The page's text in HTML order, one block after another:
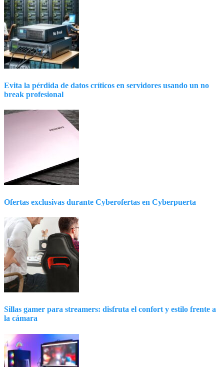
Evita la pérdida de datos críticos en servidores usando un no
break profesional
Ofertas exclusivas durante Cyberofertas en Cyberpuerta
Sillas gamer para streamers: disfruta el confort y estilo frente a
la cámara